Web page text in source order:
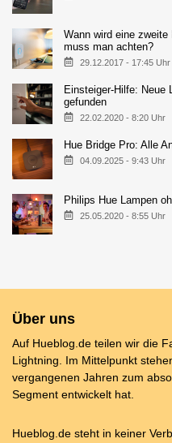
Wann wird eine
muss man achten?
29.12.2017 - 17:45 Uhr
Einsteiger-Hilfe: Neue
gefunden
22.02.2020 - 8:20 Uhr
Hue Bridge Pro: Alle
04.09.2025 - 9:43 Uhr
Philips Hue Lampen
25.05.2020 - 8:55 Uhr
Über uns
Auf Hueblog.de teilen wir die
Lightning. Im Mittelpunkt
vergangenen Jahren zum
Segment entwickelt hat.
Hueblog.de steht in keiner